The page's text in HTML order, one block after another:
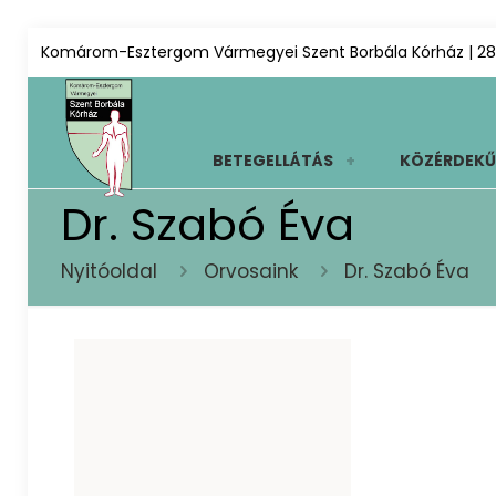
Komárom-Esztergom Vármegyei Szent Borbála Kórház |
BETEGELLÁTÁS KÖZÉRDEKŰ
Dr. Szabó Éva
Nyitóoldal Orvosaink Dr. Szabó Éva